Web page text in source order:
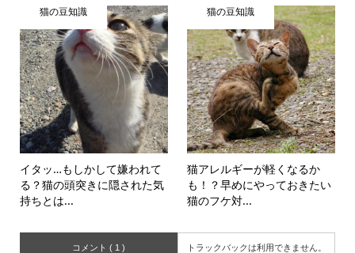
猫の豆知識
イタッ…もしかして嫌われて
る？猫の頭突きに隠された気
持ちとは...
猫の豆知識
猫アレルギーが軽くなるか
も！？早めにやっておきたい
猫のフケ対...
コメント ( 1 ) トラックバックは利用できません。